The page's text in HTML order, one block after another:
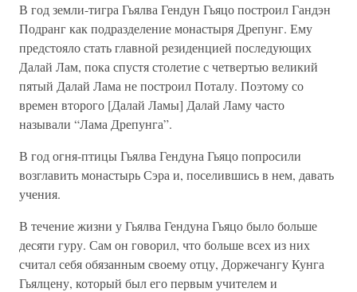
В год земли-тигра Гьялва Гендун Гьяцо построил Гандэн
Подранг как подразделение монастыря Дрепунг. Ему
предстояло стать главной резиденцией последующих
Далай Лам, пока спустя столетие с четвертью великий
пятый Далай Лама не построил Поталу. Поэтому со
времен второго [Далай Ламы] Далай Ламу часто
называли “Лама Дрепунга”.
В год огня-птицы Гьялва Гендуна Гьяцо попросили
возглавить монастырь Сэра и, поселившись в нем, давать
учения.
В течение жизни у Гьялва Гендуна Гьяцо было больше
десяти гуру. Сам он говорил, что больше всех из них
считал себя обязанным своему отцу, Доржечангу Кунга
Гьялцену, который был его первым учителем и